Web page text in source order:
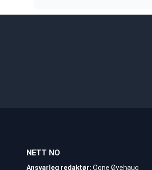
NETT NO
Ansvarleg redaktør: Ogne Øyehaug